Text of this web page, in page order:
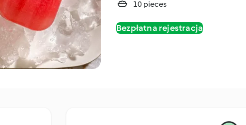
10 pieces
Bezpłatna rejestracja